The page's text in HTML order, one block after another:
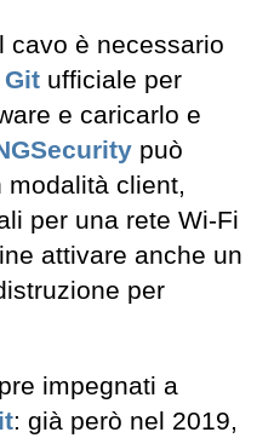
cavo è necessario
ufficiale per
e caricarlo e
può
client,
per una rete Wi-Fi
attivare anche un
per
impegnati a
: già però nel 2019,